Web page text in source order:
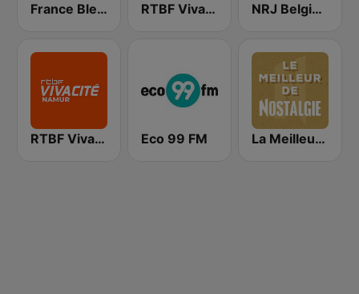
France Bleu Besançon RTBF VivaCité Hainaut NRJ Belgique
RTBF VivaCité Namur Eco 99 FM La Meilleur de Nostalgie